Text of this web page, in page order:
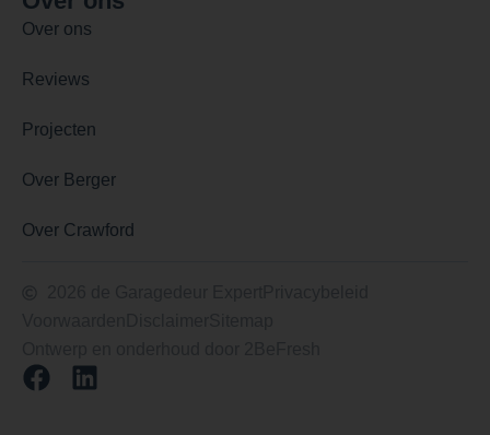
Over ons
Reviews
Projecten
Over Berger
Over Crawford